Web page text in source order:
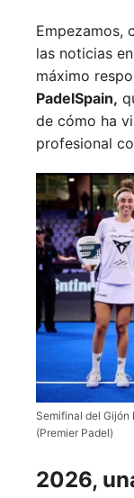
Empezamos,
las noticias
máximo
PadelSpain,
de cómo ha
profesional
Semifinal del Gijón
(Premier Padel)
2026,